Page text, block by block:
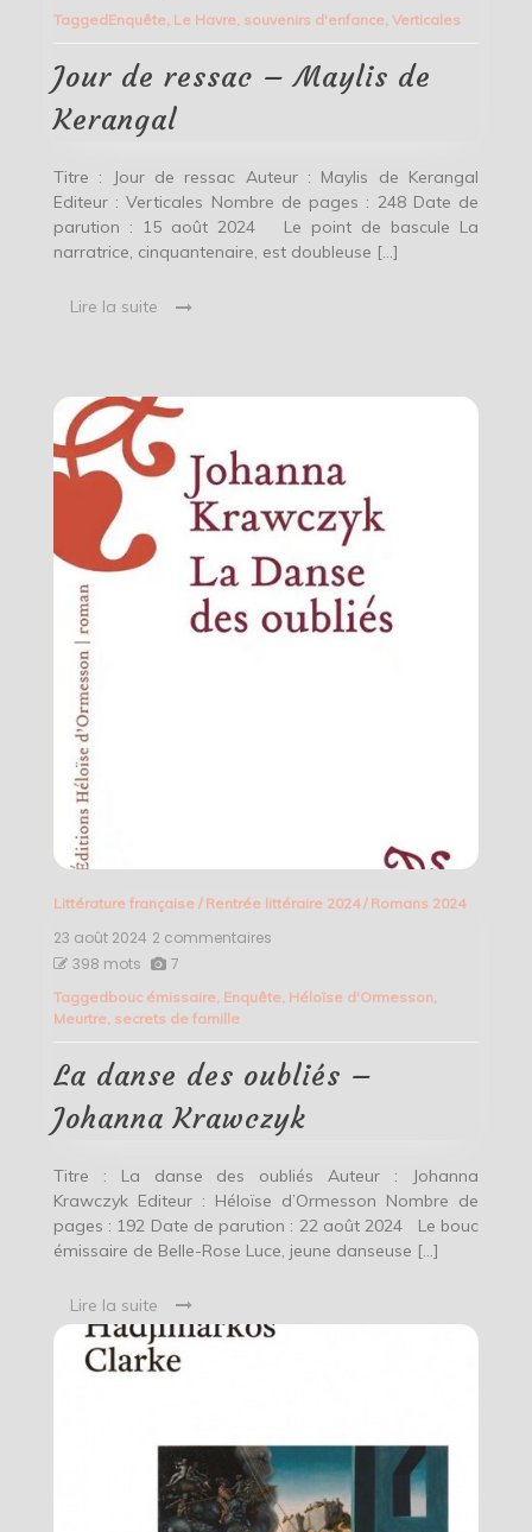
ressac
Maylis
de
TaggedEnquête, Le Havre, souvenirs d'enfance, Verticales
Jour de ressac – Maylis de
Kerangal
Titre : Jour de ressac Auteur : Maylis de Kerangal
Editeur : Verticales Nombre de pages : 248 Date de
parution : 15 août 2024 Le point de bascule La
narratrice, cinquantenaire, est doubleuse […]
Lire la suite
Littérature française/ Rentrée littéraire 2024/ Romans 2024
23 août 2024 2 commentaires
des
Johanna
Krawczyk
398 mots 7
Taggedbouc émissaire, Enquête, Héloïse d'Ormesson,
Meurtre, secrets de famille
La danse des oubliés –
Johanna Krawczyk
Titre : La danse des oubliés Auteur : Johanna
Krawczyk Editeur : Héloïse d’Ormesson Nombre de
pages : 192 Date de parution : 22 août 2024 Le bouc
émissaire de Belle-Rose Luce, jeune danseuse […]
Lire la suite